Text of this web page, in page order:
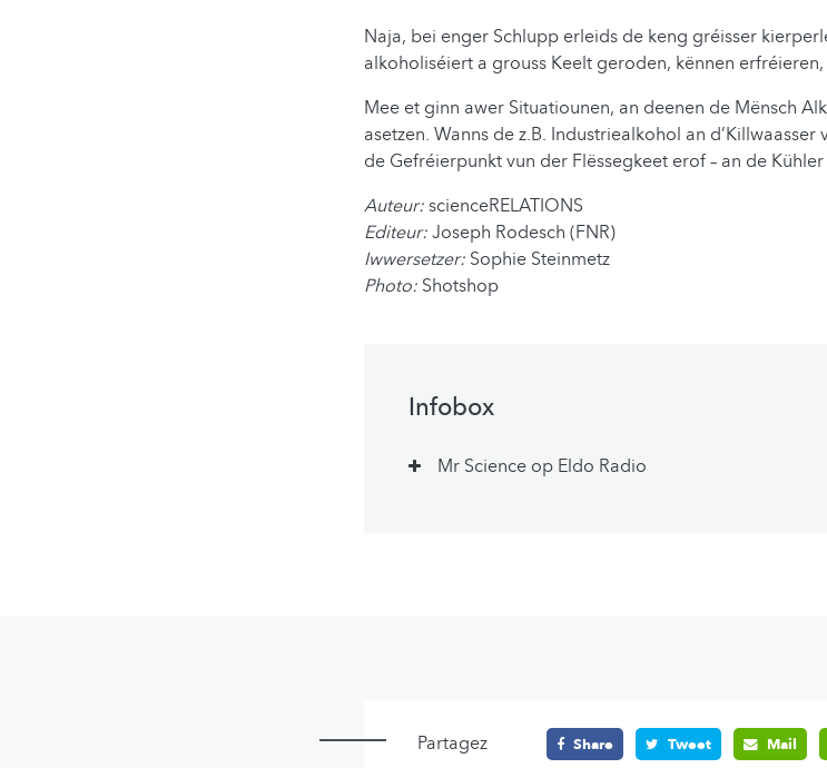
Naja, bei enger Schlupp erleids de keng gréisser
alkoholiséiert a grouss Keelt geroden, kënnen
Mee et ginn awer Situatiounen, an deenen de Mënsch
asetzen. Wanns de z.B. Industriealkohol an
de Gefréierpunkt vun der Flëssegkeet erof – an de
Auteur:scienceRELATIONS
Editeur:Joseph Rodesch (FNR)
Iwwersetzer: Sophie Steinmetz
Photo: Shotshop
Infobox
Mr Science op Eldo Radio
Partagez Share Tweet Mail